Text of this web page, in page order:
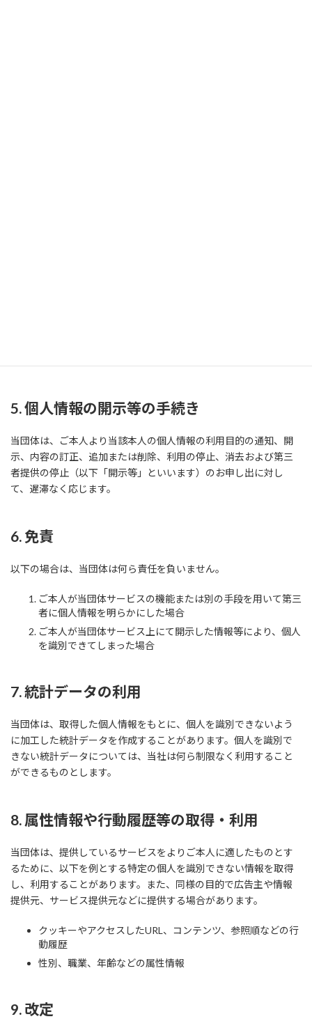
5. 個人情報の開示等の手続き
当団体は、ご本人より当該本人の個人情報の利用目的の通知、開
示、内容の訂正、追加または削除、利用の停止、消去および第三
者提供の停止（以下「開示等」といいます）のお申し出に対し
て、遅滞なく応じます。
6. 免責
以下の場合は、当団体は何ら責任を負いません。
ご本人が当団体サービスの機能または別の手段を用いて第三
者に個人情報を明らかにした場合
ご本人が当団体サービス上にて開示した情報等により、個人
を識別できてしまった場合
7. 統計データの利用
当団体は、取得した個人情報をもとに、個人を識別できないよう
に加工した統計データを作成することがあります。個人を識別で
きない統計データについては、当社は何ら制限なく利用すること
ができるものとします。
8. 属性情報や行動履歴等の取得・利用
当団体は、提供しているサービスをよりご本人に適したものとす
るために、以下を例とする特定の個人を識別できない情報を取得
し、利用することがあります。また、同様の目的で広告主や情報
提供元、サービス提供元などに提供する場合があります。
クッキーやアクセスしたURL、コンテンツ、参照順などの行
動履歴
性別、職業、年齢などの属性情報
9. 改定